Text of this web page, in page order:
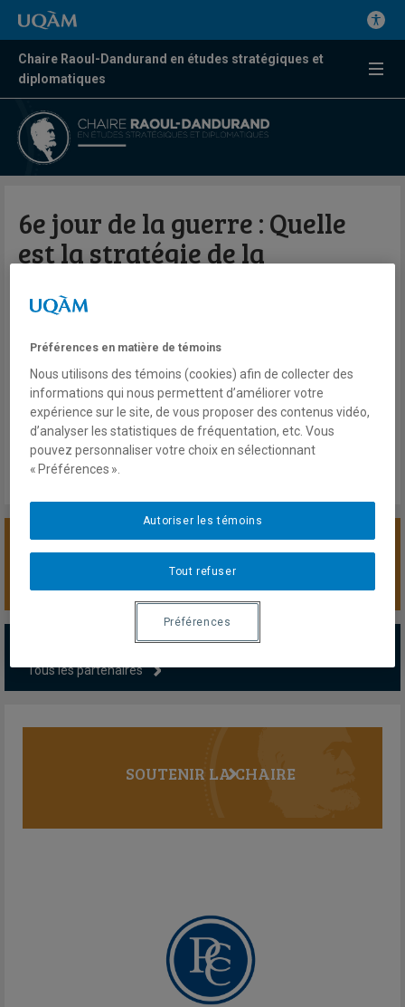
Chaire Raoul-Dandurand en études stratégiques et
diplomatiques
6e jour de la guerre : Quelle
est la stratégie de la
Radio
ICI Radio-Canada Toronto
Dans la mosaïque
Jeudi 5 mars 2026
Lien externe
SOUTENIR LA CHAIRE
PARTENAIRES MAJEURS
Tous les partenaires
SOUTENIR LA CHAIRE
Préférences en matière de témoins
Nous utilisons des témoins (cookies) afin de collecter des
informations qui nous permettent d’améliorer votre
expérience sur le site, de vous proposer des contenus vidéo,
d’analyser les statistiques de fréquentation, etc. Vous
pouvez personnaliser votre choix en sélectionnant
« Préférences ».
Tout refuser
Autoriser les témoins
Préférences